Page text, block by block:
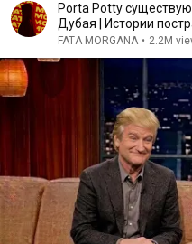
Porta Potty
Дубая | Истории
MORGANA
FATA MORGANA • 2.2M